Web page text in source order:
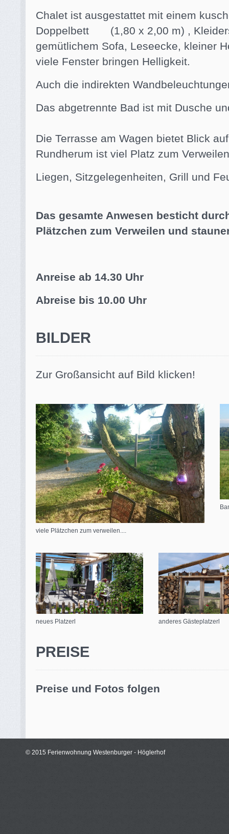
Chalet ist ausgestattet mit einem
Doppelbett (1,80 x 2,00 m) ,
gemütlichem Sofa, Leseecke, kleiner
viele Fenster bringen Helligkeit.
Auch die indirekten
Das abgetrennte Bad ist mit Dusche
Die Terrasse am Wagen bietet Blick
Rundherum ist viel Platz zum
Liegen, Sitzgelegenheiten, Grill und
Das gesamte Anwesen besticht
Plätzchen zum Verweilen und
Anreise ab 14.30 Uhr
Abreise bis 10.00 Uhr
BILDER
Zur Großansicht auf Bild klicken!
viele Plätzchen zum verweilen....
neues Platzerl anderes Gästeplatzerl
PREISE
Preise und Fotos folgen
© 2015 Ferienwohnung Westenburger - Höglerhof